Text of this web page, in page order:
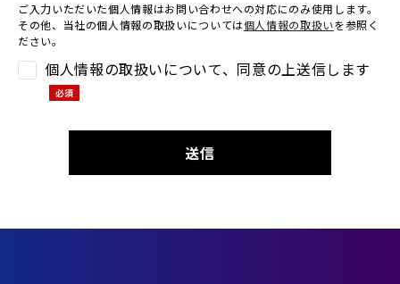
ご入力いただいた個人情報はお問い合わせへの対応にのみ使用します。
その他、当社の個人情報の取扱いについては個人情報の取扱いを参照く
ださい。
個人情報の取扱いについて、同意の上送信します